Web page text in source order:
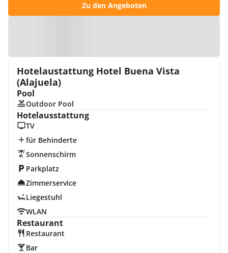
Zu den Angeboten
Hotelaustattung Hotel Buena Vista
(Alajuela)
Pool
Outdoor Pool
Hotelausstattung
TV
für Behinderte
Sonnenschirm
Parkplatz
Zimmerservice
Liegestuhl
WLAN
Restaurant
Restaurant
Bar